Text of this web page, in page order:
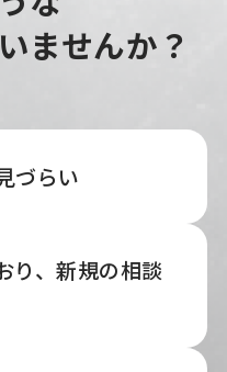
ませんか？
づらい
り、新規の相談